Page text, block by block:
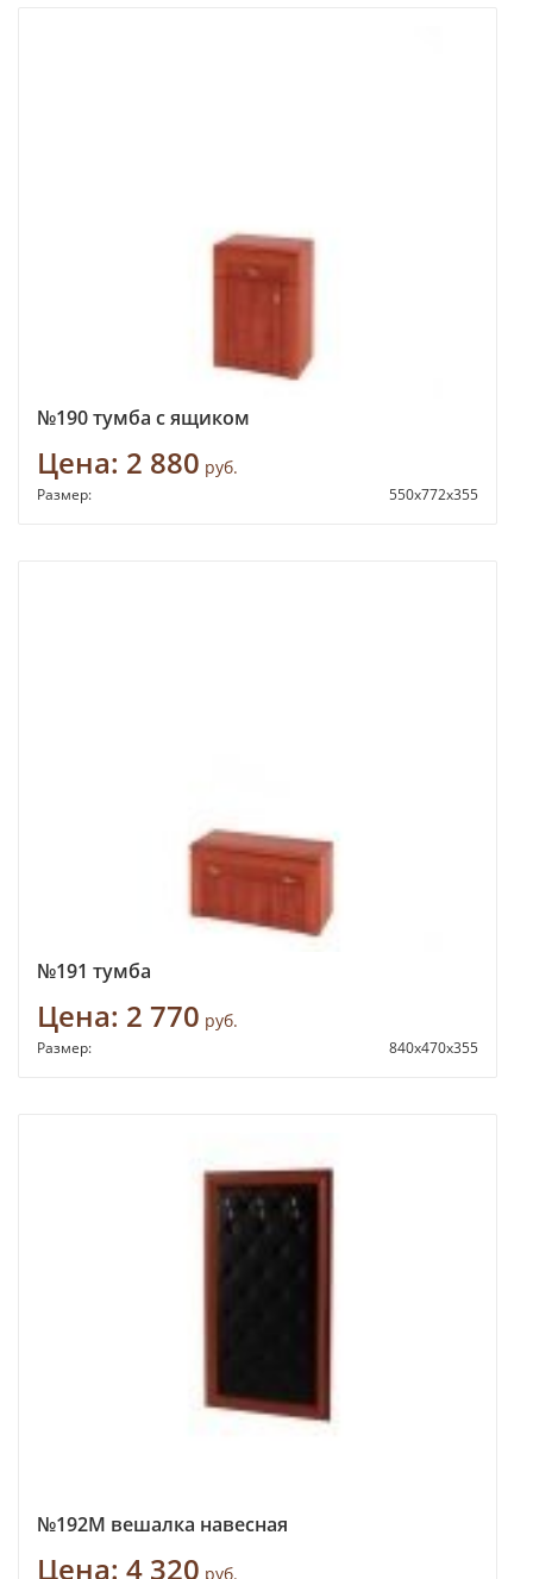
№190 тумба с ящиком
Цена: 2 880 руб.
Размер: 550х772х355
№191 тумба
Цена: 2 770 руб.
Размер: 840х470х355
№192М вешалка навесная
Цена: 4 320 руб.